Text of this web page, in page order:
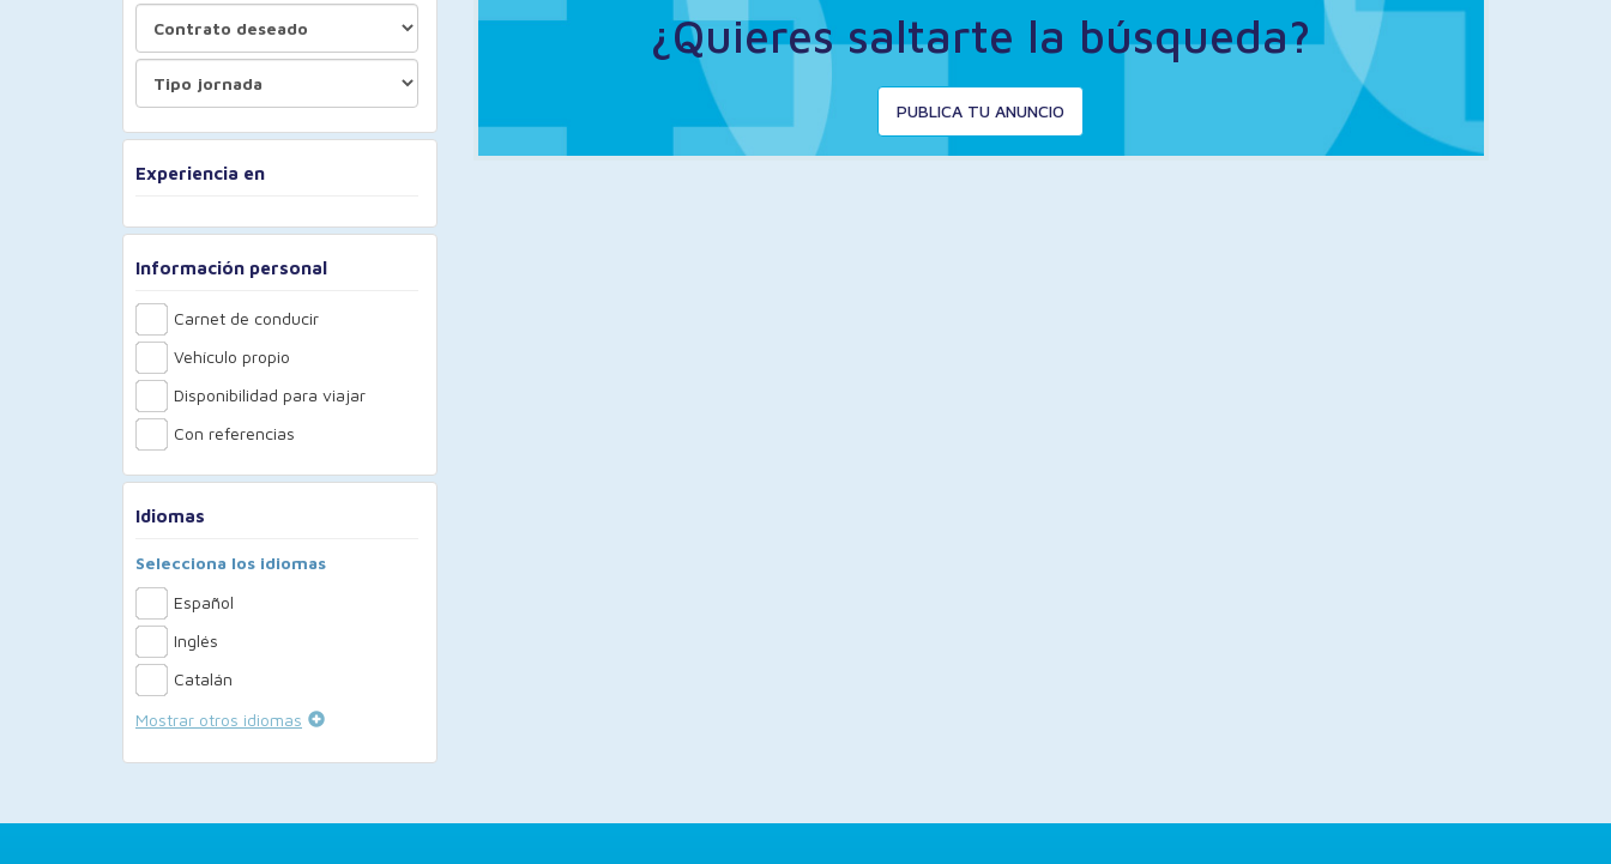
Experiencia en
Información personal
Carnet de conducir
Vehículo propio
Disponibilidad para viajar
Con referencias
Idiomas
Selecciona los idiomas
Español
Inglés
Catalán
Mostrar otros idiomas
¿Quieres saltarte la búsqueda?
PUBLICA TU ANUNCIO